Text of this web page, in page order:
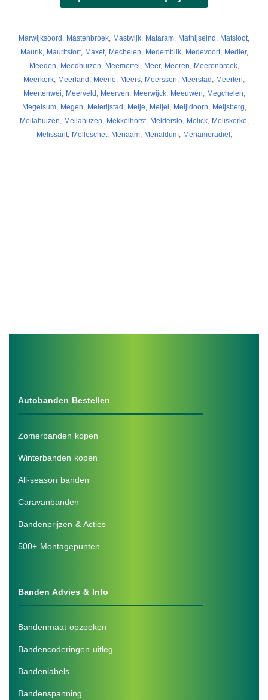
Marwijksoord Mastenbroek Mastwijk Mataram Mathijseind Matsloot
Maurik, Mauritsfort, Maxet, Mechelen Medemblik, Medevoort, Medler,
Meeden
Meedhuizen Meemortel Meer, Meeren Meerenbroek,
Meerkerk Meerland Meerlo Meers Meerssen Meerstad Meerten
Meertenwei
Meerveld Meerven Meerwijck, Meeuwen Megchelen
Megelsum, Megen Meierijstad Meije Meijel Meijldoorn Meijsberg
Meilahuizen
Meilahuzen Mekkelhorst, Melderslo, Melick, Meliskerke
Melissant, Melleschet, Menaam, Menaldum, Menameradiel
Autobanden Bestellen
Zomerbanden kopen
Winterbanden kopen
All-season banden
Caravanbanden
Bandenprijzen & Acties
500+ Montagepunten
Banden Advies & Info
Bandenmaat opzoeken
Bandencoderingen uitleg
Bandenlabels
Bandenspanning